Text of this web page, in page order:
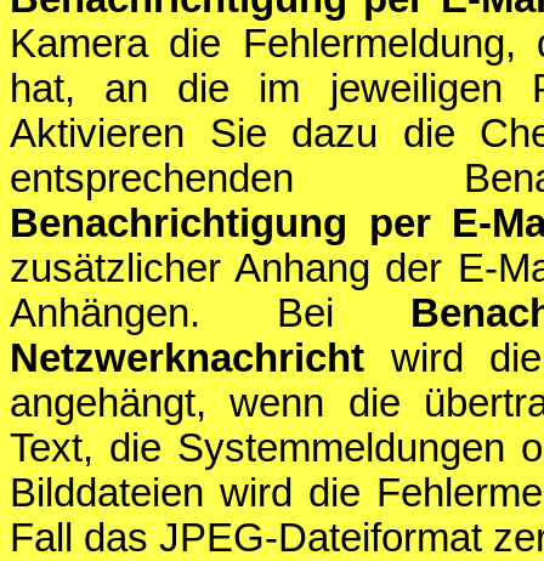
Kamera die
hat, an die im jeweiligen
Aktivieren Sie dazu die
entsprechenden
Benachrichtigung per E-
zusätzlicher Anhang der E-
Anhängen. Bei
Netzwerknachricht wird
angehängt, wenn die
Text, die Systemmeldungen
Bilddateien wird die
Fall das JPEG-Dateiformat